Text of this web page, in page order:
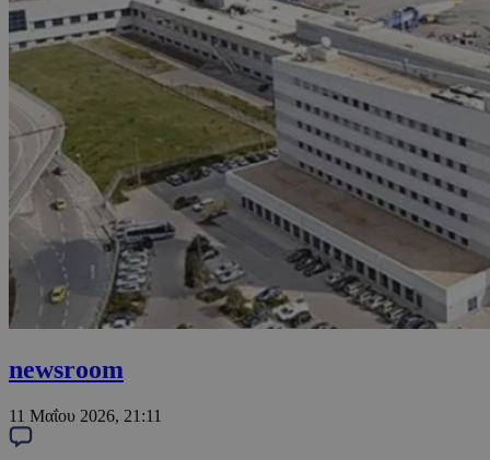
newsroom
11 Μαΐου 2026, 21:11